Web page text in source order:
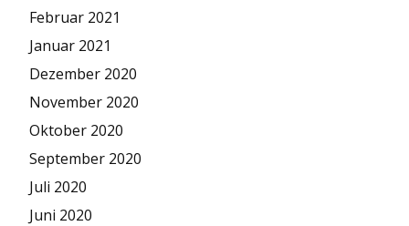
Februar 2021
Januar 2021
Dezember 2020
November 2020
Oktober 2020
September 2020
Juli 2020
Juni 2020